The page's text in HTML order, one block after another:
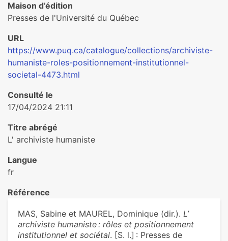
Maison d’édition
Presses de l'Université du Québec
URL
https://www.puq.ca/catalogue/collections/archiviste-
humaniste-roles-positionnement-institutionnel-
societal-4473.html
Consulté le
17/04/2024 21:11
Titre abrégé
L' archiviste humaniste
Langue
fr
Référence
MAS, Sabine et MAUREL, Dominique (dir.). L’
archiviste humaniste : rôles et positionnement
institutionnel et sociétal. [S. l.] : Presses de